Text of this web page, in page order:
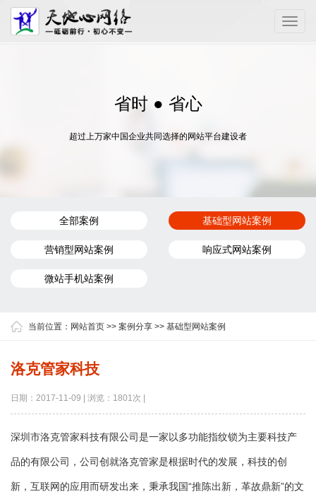
Toggle
省时 ● 省心
超过上万家中国企业共同选择的网站平台建设者
全部案例 基础型网站案例
营销型网站案例 响应式网站案例
微站手机站案例
当前位置： 网站首页 >> 案例分享 >> 基础型网站案例
洛克管家科技
日期：2017-11-09 | 浏览：1801次 |
深圳市洛克管家科技有限公司是一家以多功能指纹锁为主要科技产
品的有限公司，公司创就洛克管家是根据时代的发展，科技的创
新，互联网的应用而研发出来，秉承我国“推陈出新，革故鼎新”的文